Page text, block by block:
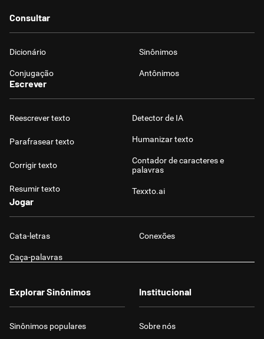
Consultar
Dicionário Sinônimos
Conjugação Antônimos
Escrever
Reescrever texto
Parafrasear texto
Corrigir texto
Resumir texto
Detector de IA
Humanizar texto
Contador de caracteres e
palavras
Texxto.ai
Jogar
Cata-letras Conexões
Caça-palavras
Explorar Sinônimos
Sinônimos populares
Institucional
Sobre nós